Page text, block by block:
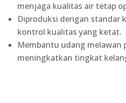
menjaga kualitas air tetap
Diproduksi dengan standar
kontrol kualitas yang ketat.
Membantu udang melawan
meningkatkan tingkat